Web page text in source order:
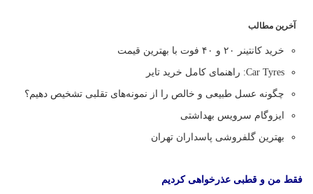
آخرین مطالب
خرید کانتینر ۲۰ و ۴۰ فوت با بهترین قیمت
Car Tyres: راهنمای کامل خرید تایر
چگونه عسل طبیعی و خالص را از نمونه‌های تقلبی تشخیص دهیم؟
ایزوگام سرویس بهداشتی
بهترین گلفروشی پاسداران تهران
فقط من و قطبی عذرخواهی کردیم